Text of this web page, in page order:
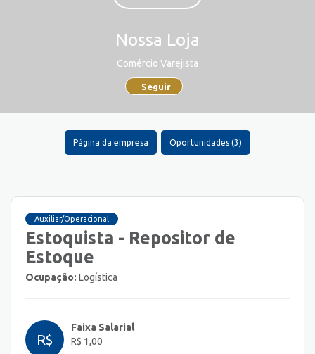
Nossa Loja
Comércio Varejista
Seguir
Página da empresa Oportunidades (3)
Auxiliar/Operacional
Estoquista - Repositor de
Estoque
Ocupação: Logística
R$
Faixa Salarial
R$ 1,00